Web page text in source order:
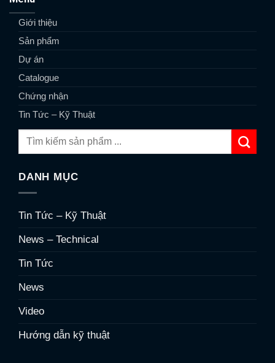
Giới thiệu
Sản phẩm
Dự án
Catalogue
Chứng nhận
Tin Tức – Kỹ Thuật
DANH MỤC
Tin Tức – Kỹ Thuật
News – Technical
Tin Tức
News
Video
Hướng dẫn kỹ thuật